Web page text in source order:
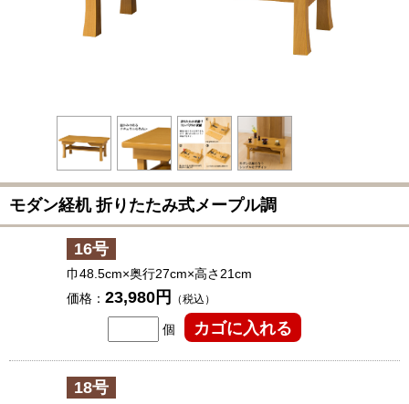
モダン経机 折りたたみ式メープル調
16号
巾48.5cm×奥行27cm×高さ21cm
価格： 23,980円 （税込）
個
18号